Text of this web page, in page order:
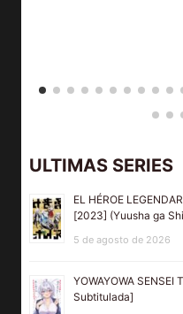
ULTIMAS SERIES
EL HÉROE
[2023] (Yuusha ga
5 de agosto de 2026
YOWAYOWA
Subtitulada]